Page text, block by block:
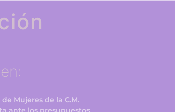
Mujeres de la C.M.